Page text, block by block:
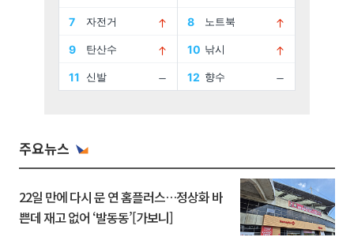
주요뉴스
22일 만에 다시 문 연 홈플러스…정상화 바
쁜데 재고 없어 ‘발동동’[가보니]